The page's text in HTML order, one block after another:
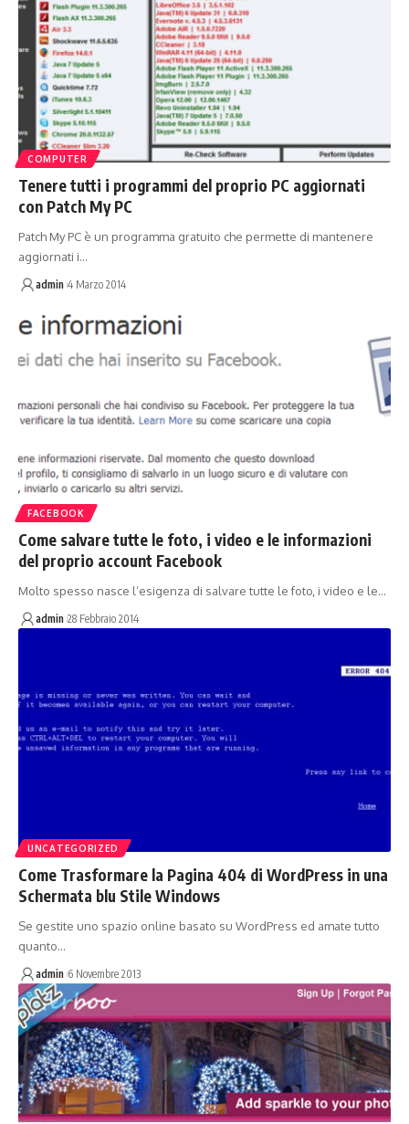
COMPUTER
Tenere tutti i programmi del proprio PC aggiornati
con Patch My PC
Patch My PC è un programma gratuito che permette di mantenere
aggiornati i…
admin 4 Marzo 2014
FACEBOOK
Come salvare tutte le foto, i video e le informazioni
del proprio account Facebook
Molto spesso nasce l’esigenza di salvare tutte le foto, i video e le…
admin 28 Febbraio 2014
UNCATEGORIZED
Come Trasformare la Pagina 404 di WordPress in una
Schermata blu Stile Windows
Se gestite uno spazio online basato su WordPress ed amate tutto
quanto…
admin 6 Novembre 2013